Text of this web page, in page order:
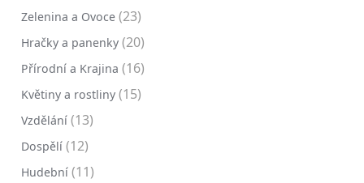
Zelenina a Ovoce (23)
Hračky a panenky (20)
Přírodní a Krajina (16)
Květiny a rostliny (15)
Vzdělání (13)
Dospělí (12)
Hudební (11)